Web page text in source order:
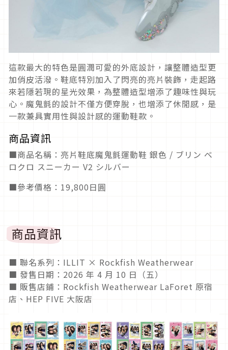
這款最大的特色是圓潤可愛的外底設計，讓整體造型更
加俏皮活潑。鞋底特別加入了閃亮的亮片裝飾，走起路
來若隱若現的星光效果，為整體造型增添了趣味性與玩
心。魔鬼氈的設計不僅方便穿脫，也增添了休閒感，是
一款兼具實用性與設計感的運動鞋款。
商品資訊
■商品名稱：亮片鞋底魔鬼氈運動鞋 銀色 / ブリン ベ
ロクロ スニーカー V2 シルバー
■參考價格：19,800日圓
商品資訊
■ 聯名系列：ILLIT × Rockfish Weatherwear
■ 發售日期：2026 年 4 月 10 日（五）
■ 販售店鋪：Rockfish Weatherwear LaForet 原宿
店、HEP FIVE 大阪店